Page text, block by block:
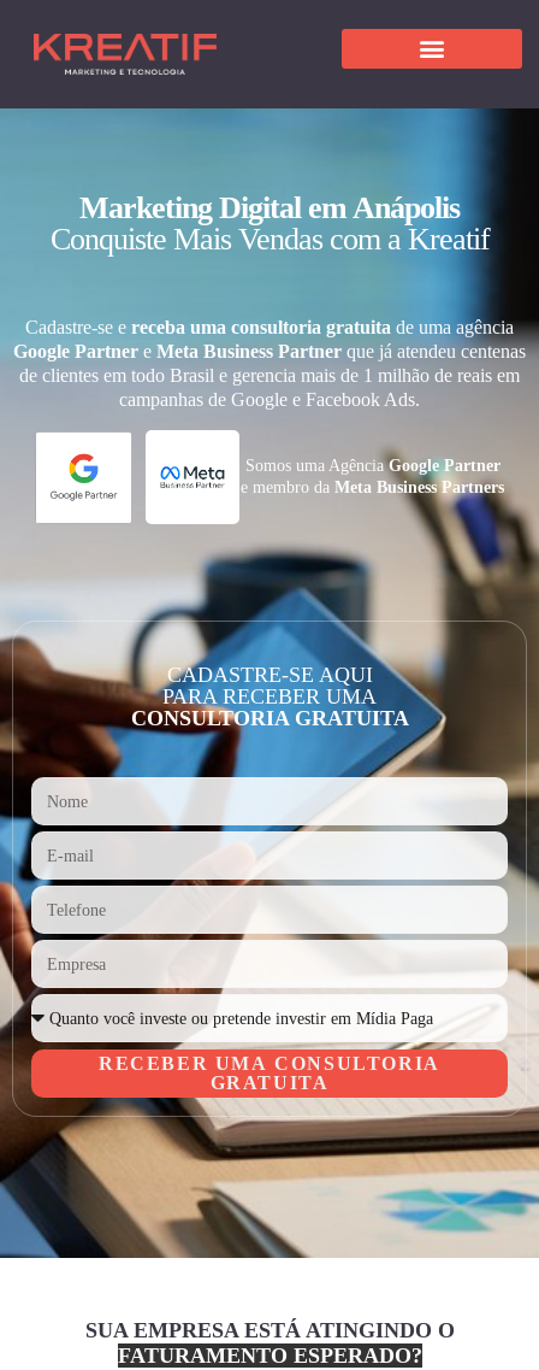
Marketing Digital em Anápolis
Conquiste Mais Vendas com a Kreatif
Cadastre-se e receba uma consultoria gratuita de uma agência
Google Partner e Meta Business Partner que já atendeu centenas
de clientes em todo Brasil e gerencia mais de 1 milhão de reais em
campanhas de Google e Facebook Ads.
Somos uma AgênciaGoogle Partner
e membro daMeta Business Partners
CADASTRE-SE AQUI
PARA RECEBER UMA
CONSULTORIA GRATUITA
RECEBER UMA CONSULTORIA
GRATUITA
SUA EMPRESA ESTÁ ATINGINDO O
FATURAMENTO ESPERADO?